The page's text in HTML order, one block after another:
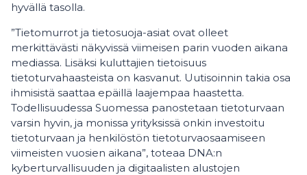
hyvällä tasolla.
”Tietomurrot ja tietosuoja-asiat ovat olleet
merkittävästi näkyvissä viimeisen parin vuoden aikana
mediassa. Lisäksi kuluttajien tietoisuus
tietoturvahaasteista on kasvanut. Uutisoinnin takia osa
ihmisistä saattaa epäillä laajempaa haastetta.
Todellisuudessa Suomessa panostetaan tietoturvaan
varsin hyvin, ja monissa yrityksissä onkin investoitu
tietoturvaan ja henkilöstön tietoturvaosaamiseen
viimeisten vuosien aikana”, toteaa DNA:n
kyberturvallisuuden ja digitaalisten alustojen